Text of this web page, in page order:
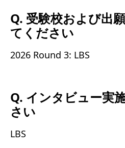
Q. 受験校および出
てください
2026 Round 3: LBS
Q. インタビュー実
さい
LBS